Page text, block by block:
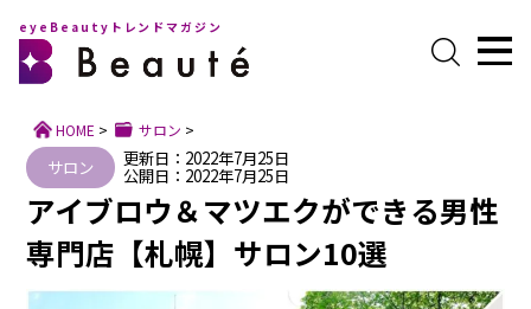
eyeBeautyトレンドマガジン
HOME > サロン >
サロン 更新日：2022年7月25日
公開日：2022年7月25日
アイブロウ＆マツエクができる男性
専門店【札幌】サロン10選